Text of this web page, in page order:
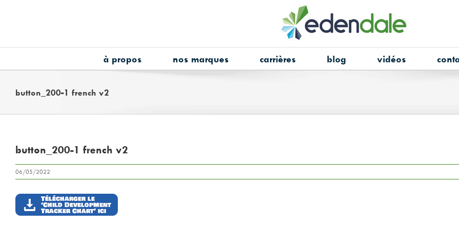
à propos nos marques carrières blog vidéos
button_200-1 french v2
button_200-1 french v2
06/05/2022